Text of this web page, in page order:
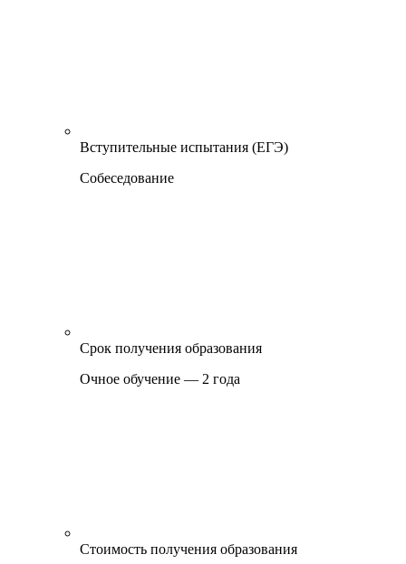
Вступительные испытания (ЕГЭ)
Собеседование
Срок получения образования
Очное обучение — 2 года
Стоимость получения образования